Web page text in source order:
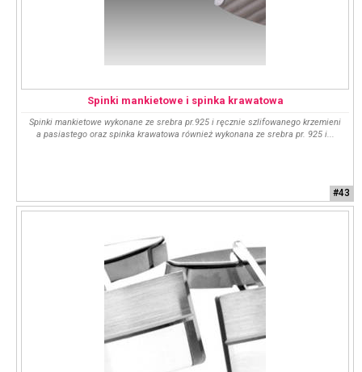
Spinki mankietowe i spinka krawatowa
Spinki mankietowe wykonane ze srebra pr.925 i ręcznie szlifowanego krzemieni
a pasiastego oraz spinka krawatowa również wykonana ze srebra pr. 925 i...
#43